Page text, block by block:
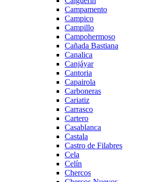
Campamento
Campico
Campillo
Campohermoso
Cañada Bastiana
Canalica
Canjáyar
Cantoria
Capairola
Carboneras
Cariatiz
Carrasco
Cartero
Casablanca
Castala
Castro de Filabres
Cela
Celín
Chercos